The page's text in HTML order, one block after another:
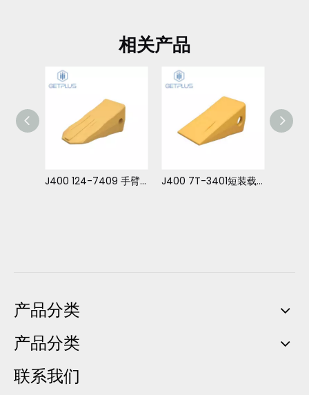
相关产品
J400 7T-3401短装载器桶提示 J400 7T-3402TL 7T3402TLF 锻造 Tiger 长 斗齿 适用于 卡特 325
产品分类
产品分类
联系我们